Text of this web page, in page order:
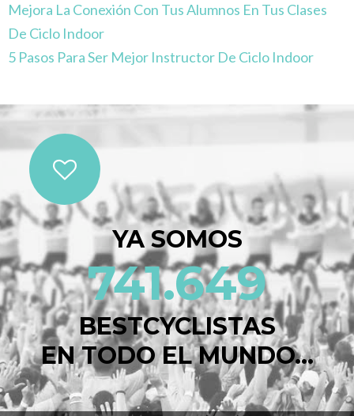
Mejora La Conexión Con Tus Alumnos En Tus Clases
De Ciclo Indoor
5 Pasos Para Ser Mejor Instructor De Ciclo Indoor
YA SOMOS
741.649
BESTCYCLISTAS
EN TODO EL MUNDO...